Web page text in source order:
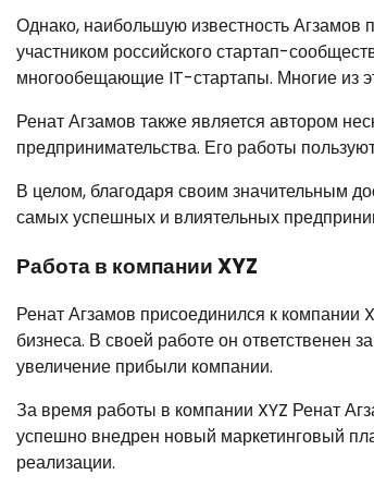
Однако, наибольшую известность
участником российского стартап-
многообещающие IT-стартапы. Многие из
Ренат Агзамов также является автором
предпринимательства. Его работы
В целом, благодаря своим значительным
самых успешных и влиятельных
Работа в компании XYZ
Ренат Агзамов присоединился к компании
бизнеса. В своей работе он ответственен
увеличение прибыли компании.
За время работы в компании XYZ Ренат
успешно внедрен новый маркетинговый
реализации.